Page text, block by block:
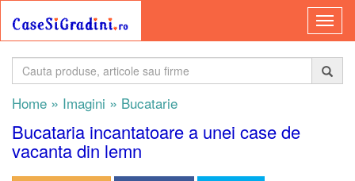
Home » Imagini » Bucatarie
Bucataria incantatoare a unei case de
vacanta din lemn